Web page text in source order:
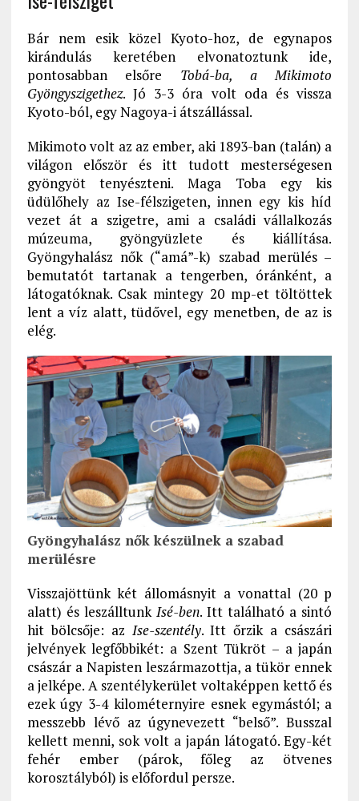
Bár nem esik közel Kyoto-hoz, de egynapos
kirándulás keretében elvonatoztunk ide,
pontosabban elsőre Tobá-ba, a Mikimoto
Gyöngyszigethez. Jó 3-3 óra volt oda és vissza
Kyoto-ból, egy Nagoya-i átszállással.
Mikimoto volt az az ember, aki 1893-ban (talán) a
világon először és itt tudott mesterségesen
gyöngyöt tenyészteni. Maga Toba egy kis
üdülőhely az Ise-félszigeten, innen egy kis híd
vezet át a szigetre, ami a családi vállalkozás
múzeuma, gyöngyüzlete és kiállítása.
Gyöngyhalász nők (“amá”-k) szabad merülés –
bemutatót tartanak a tengerben, óránként, a
látogatóknak. Csak mintegy 20 mp-et töltöttek
lent a víz alatt, tüdővel, egy menetben, de az is
elég.
Gyöngyhalász nők készülnek a szabad
merülésre
Visszajöttünk két állomásnyit a vonattal (20 p
alatt) és leszálltunk Isé-ben. Itt található a sintó
hit bölcsője: az Ise-szentély. Itt őrzik a császári
jelvények legfőbbikét: a Szent Tükröt – a japán
császár a Napisten leszármazottja, a tükör ennek
a jelképe. A szentélykerület voltaképpen kettő és
ezek úgy 3-4 kilométernyire esnek egymástól; a
messzebb lévő az úgynevezett “belső”. Busszal
kellett menni, sok volt a japán látogató. Egy-két
fehér ember (párok, főleg az ötvenes
korosztályból) is előfordul persze.